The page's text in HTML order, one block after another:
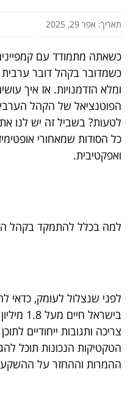
תאריך: אפר 29, 2025
כשאתה מתמודד עם
כשמדובר בקהל דובר ערבית
ומלא הזדמנויות. אז איך
הפוטנציאל של הקהל
לטעות? בשביל זה יש לנו
כל הסודות שמאחורי
ואפקטיבית.
למה בכלל להתמקד בקהל
לפני שנצלול לעומק, כדאי
בישראל
צריכה ותגובות ייחודיים
הטקטיקות הנכונות תוכל
ההמרות וההחזר על